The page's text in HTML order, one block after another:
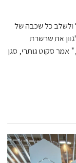
ולשלב כל שכבה של
את שרשרת
סקוט גותרי, סגן